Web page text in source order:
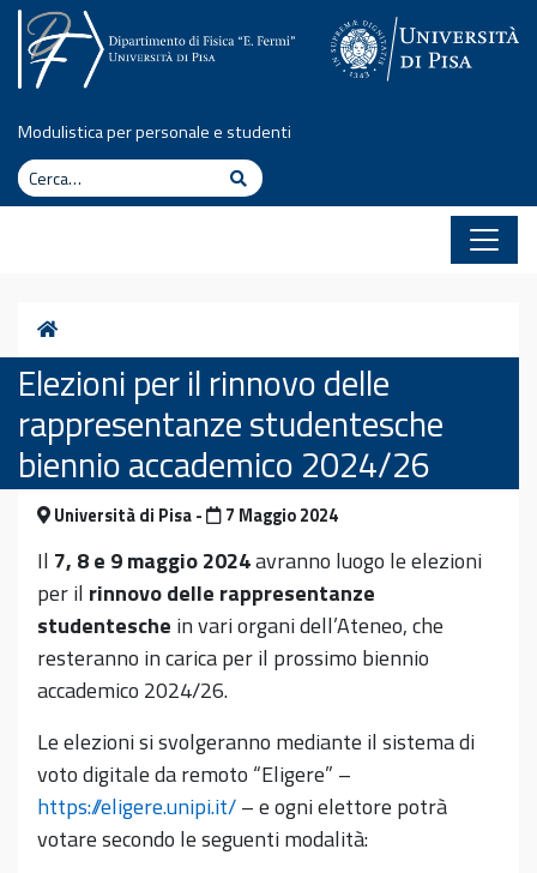
Vai al contenuto
Modulistica per personale e studenti
Cerca
Cerca
Home
Elezioni per il rinnovo delle
rappresentanze studentesche
biennio accademico 2024/26
Università di Pisa - 7 Maggio 2024
Il 7, 8 e 9 maggio 2024avranno luogo le elezioni
per il rinnovo delle rappresentanze
studentesche in vari organi dell’Ateneo, che
resteranno in carica per il prossimo biennio
accademico 2024/26.
Le elezioni si svolgeranno mediante il sistema di
voto digitale da remoto “Eligere” –
https://eligere.unipi.it/– e ogni elettore potrà
votare secondo le seguenti modalità: